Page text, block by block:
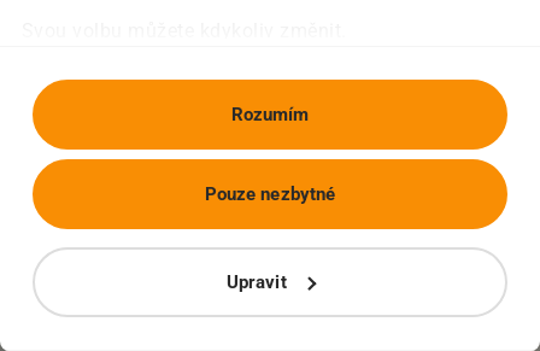
Rozumím
Upravit
Pouze nezbytné